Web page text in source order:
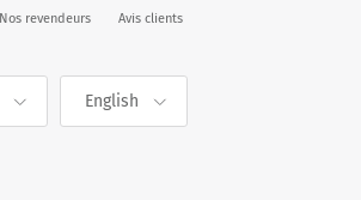
Nos revendeurs Avis clients
English